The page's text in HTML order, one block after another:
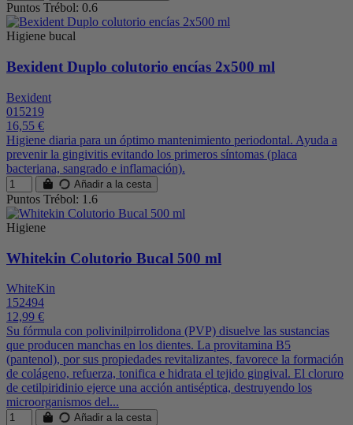
Puntos Trébol: 0.6
Higiene bucal
Bexident Duplo colutorio encías 2x500 ml
Bexident
015219
16,55 €
Higiene diaria para un óptimo mantenimiento periodontal. Ayuda a
prevenir la gingivitis evitando los primeros síntomas (placa
bacteriana, sangrado e inflamación).
Añadir a la cesta
Puntos Trébol: 1.6
Higiene
Whitekin Colutorio Bucal 500 ml
WhiteKin
152494
12,99 €
Su fórmula con polivinilpirrolidona (PVP) disuelve las sustancias
que producen manchas en los dientes. La provitamina B5
(pantenol), por sus propiedades revitalizantes, favorece la formación
de colágeno, refuerza, tonifica e hidrata el tejido gingival. El cloruro
de cetilpiridinio ejerce una acción antiséptica, destruyendo los
microorganismos del...
Añadir a la cesta